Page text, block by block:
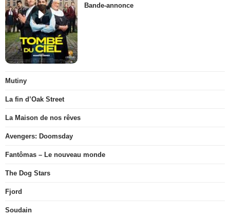
Bande-annonce
Mutiny
La fin d’Oak Street
La Maison de nos rêves
Avengers: Doomsday
Fantômas – Le nouveau monde
The Dog Stars
Fjord
Soudain